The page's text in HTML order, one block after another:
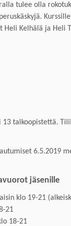
tulee olla
.
Heli Kelhälä ja Heli
13 talkoopistettä.
6.5.2019
t jäsenille
klo 19-21
21
18-21